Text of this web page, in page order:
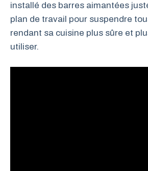
installé des barres aimantées
plan de travail pour suspendre
rendant sa cuisine plus sûre et
utiliser.